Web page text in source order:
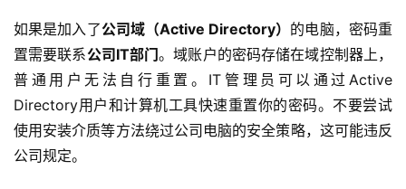
如果是加入了公司域（Active Directory） 的电脑，密码重
置需要联系公司IT部门。域账户的密码存储在域控制器上，
普通用户无法自行重置。IT管理员可以通过Active
Directory用户和计算机工具快速重置你的密码。不要尝试
使用安装介质等方法绕过公司电脑的安全策略，这可能违反
公司规定。